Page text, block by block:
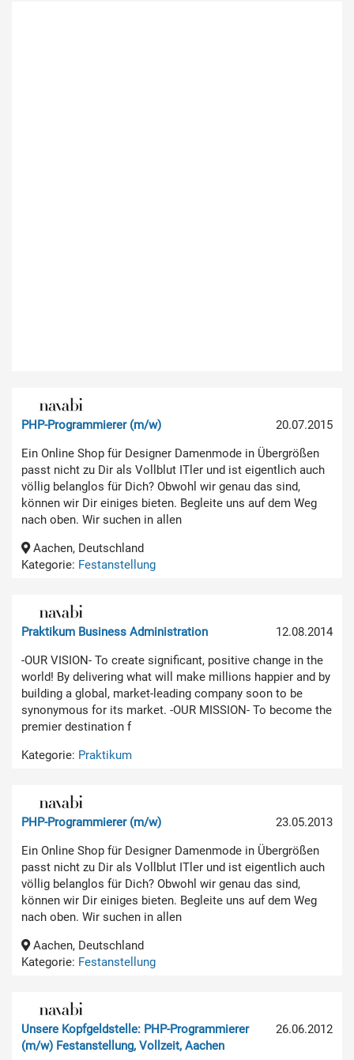
20.07.2015
PHP-Programmierer (m/w)
Ein Online Shop für Designer Damenmode in Übergrößen
passt nicht zu Dir als Vollblut ITler und ist eigentlich auch
völlig belanglos für Dich? Obwohl wir genau das sind,
können wir Dir einiges bieten. Begleite uns auf dem Weg
nach oben. Wir suchen in allen
Aachen, Deutschland
Kategorie: Festanstellung
12.08.2014
Praktikum Business Administration
-OUR VISION- To create significant, positive change in the
world! By delivering what will make millions happier and by
building a global, market-leading company soon to be
synonymous for its market. -OUR MISSION- To become the
premier destination f
Kategorie: Praktikum
23.05.2013
PHP-Programmierer (m/w)
Ein Online Shop für Designer Damenmode in Übergrößen
passt nicht zu Dir als Vollblut ITler und ist eigentlich auch
völlig belanglos für Dich? Obwohl wir genau das sind,
können wir Dir einiges bieten. Begleite uns auf dem Weg
nach oben. Wir suchen in allen
Aachen, Deutschland
Kategorie: Festanstellung
26.06.2012
Unsere Kopfgeldstelle: PHP-Programmierer
(m/w) Festanstellung, Vollzeit, Aachen